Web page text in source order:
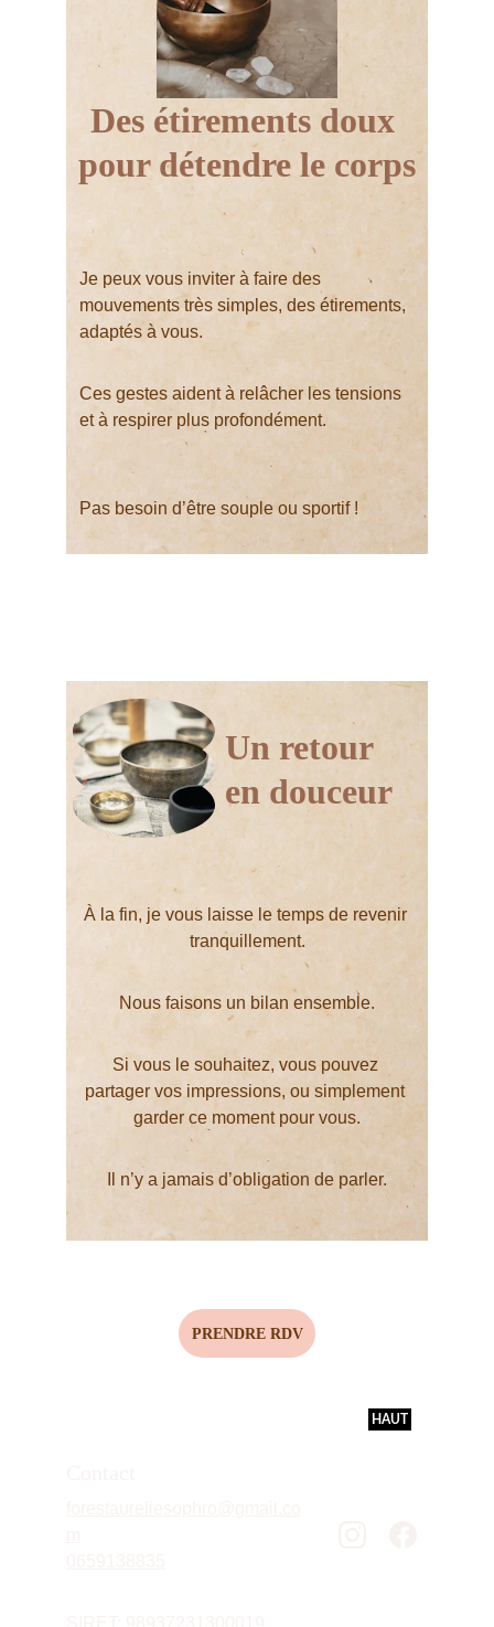
À la fin, je vous laisse le temps de revenir
tranquillement.
Nous faisons un bilan ensemble.
Si vous le souhaitez, vous pouvez
partager vos impressions, ou simplement
garder ce moment pour vous.
Il n’y a jamais d’obligation de parler.
Des étirements doux
pour détendre le corps
Un retour
en douceur
PRENDRE RDV
HAUT
Je peux vous inviter à faire des
mouvements très simples, des étirements,
adaptés à vous.
Ces gestes aident à relâcher les tensions
et à respirer plus profondément.
Pas besoin d’être souple ou sportif !